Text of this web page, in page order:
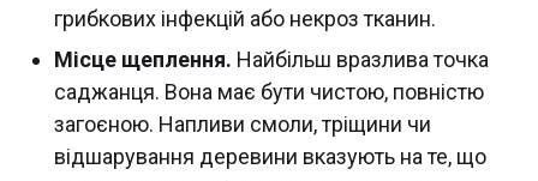
грибкових інфекцій або некроз тканин.
Місце щеплення. Найбільш вразлива точка
саджанця. Вона має бути чистою, повністю
загоєною. Напливи смоли, тріщини чи
відшарування деревини вказують на те, що